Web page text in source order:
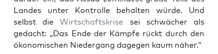
Lan­des unter Kon­trol­le behal­ten wür­de. Und
selbst dieWirt­schafts­kri­se sei schwä­cher als
gedacht: „Das Ende der Kämp­fe rückt durch den
öko­no­mi­schen Nie­der­gang dage­gen kaum näher.“